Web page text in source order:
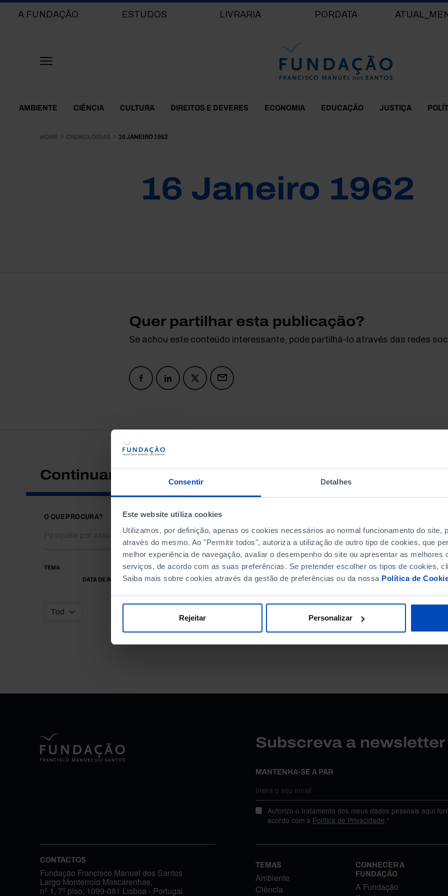
Consentir Detalhes
Este website utiliza cookies
Utilizamos, por definição, apenas os cookies necessários ao normal funcionamento do site,
através do mesmo. Ao "Permitir todos", autoriza a utilização de outro tipo de cookies, que
melhor experiência de navegação, avaliar o desempenho do site ou apresentar as melhores
serviços, de acordo com as suas preferências. Se pretender escolher os tipos de cookies,
Saiba mais sobre cookies através da gestão de preferências ou da nossa Política de
Rejeitar Personalizar
Main navigation
A FUNDAÇÃO ESTUDOS LIVRARIA PORDATA
Themes Menu
AMBIENTE CIÊNCIA CULTURA DIREITOS E DEVERES ECONOMIA EDUCAÇÃO JUSTIÇA
HOME CRONOLOGIAS 16 JANEIRO 1962
16 Janeiro 1962
Quer partilhar esta publicação?
Se achou este conteúdo interessante, pode partilhá-lo através das redes
Continuar a pesquisar
O QUE PROCURA?
TEMA
DATA DE INÍCIO
DATA DE FIM
Subscreva a
MANTENHA-SE A PAR
Autorizo o tratamento dos meus dados pessoais aqui
acordo com a Política de Privacidade.*
CONTACTOS
Fundação Francisco Manuel dos Santos
Largo Monterroio Mascarenhas,
nº 1, 7º piso, 1099-081 Lisboa - Portugal
TEMAS
Ambiente
Ciência
CONHECER A
FUNDAÇÃO
A Fundação